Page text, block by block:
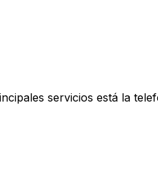
servicios está la